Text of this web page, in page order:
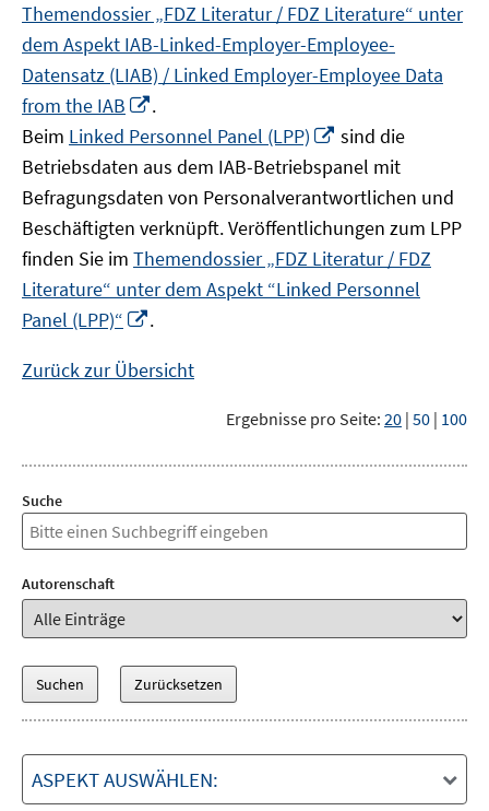
Themendossier „FDZ Literatur / FDZ Literature“ unter
dem Aspekt IAB-Linked-Employer-Employee-
Datensatz (LIAB) / Linked Employer-Employee Data
from the IAB
neuem
Fenster
öffnen
.
Beim Linked Personnel Panel (LPP)
In
neuem
Fenster
öffnen
sind die
Betriebsdaten aus dem IAB-Betriebspanel mit
Befragungsdaten von Personalverantwortlichen und
Beschäftigten verknüpft. Veröffentlichungen zum LPP
finden Sie im Themendossier „FDZ Literatur / FDZ
Literature“ unter dem Aspekt “Linked Personnel
Panel (LPP)“
Fenster
.
Zurück zur Übersicht
Ergebnisse pro Seite: 20 | 50 | 100
Suche
Autorenschaft
ASPEKT AUSWÄHLEN: